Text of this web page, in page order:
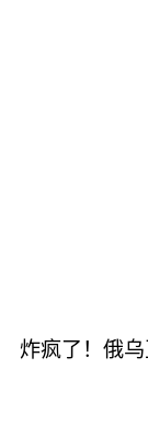
炸疯了！俄